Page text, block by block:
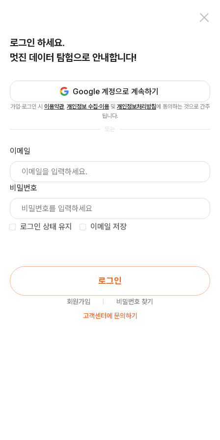
로그인 하세요.
멋진 데이터 탐험으로 안내합니다!
Google 계정으로 계속하기
가입·로그인 시 이용약관, 개인정보 수집·이용및 개인정보처리방침에 동의하는 것으로 간주
됩니다.
또는
이메일
비밀번호
로그인 상태 유지 이메일 저장
로그인
회원가입
비밀번호 찾기
고객센터에 문의하기